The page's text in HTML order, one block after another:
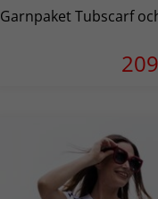
Garnpaket Tubscarf
209